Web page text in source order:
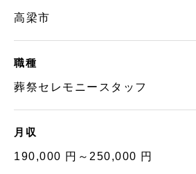
高梁市
職種
葬祭セレモニースタッフ
月収
190,000 円～250,000 円